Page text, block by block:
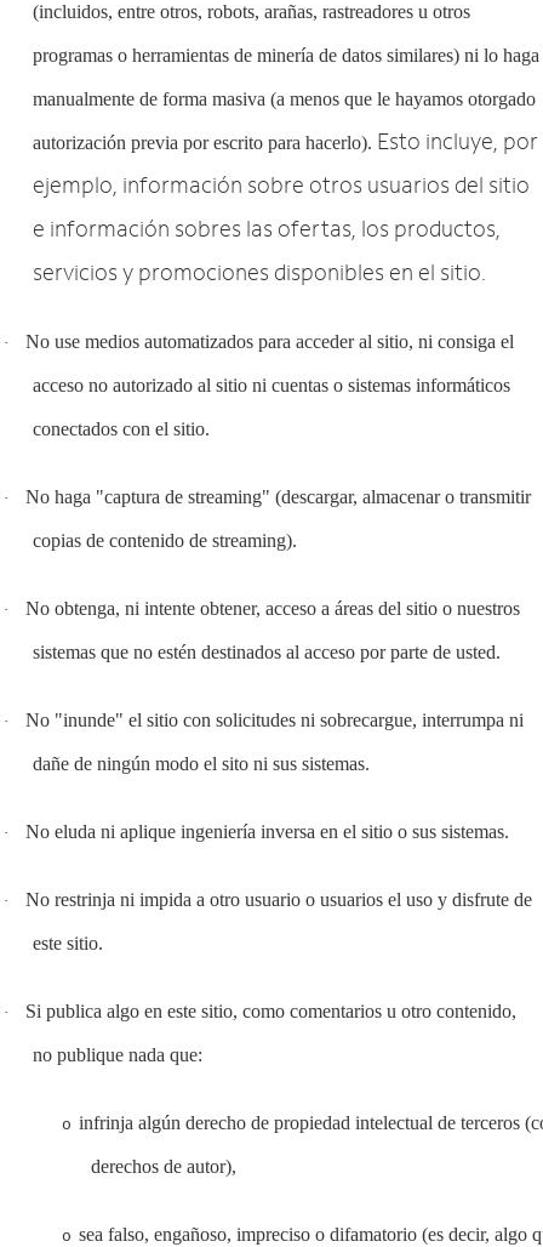
(incluidos, entre otros, robots, arañas, rastreadores u otros
programas o herramientas de minería de datos similares) ni lo haga
manualmente de forma masiva (a menos que le hayamos otorgado
autorización previa por escrito para hacerlo). Esto incluye, por
ejemplo, información sobre otros usuarios del sitio
e información sobres las ofertas, los productos,
servicios y promociones disponibles en el sitio.
· No use medios automatizados para acceder al sitio, ni consiga el
acceso no autorizado al sitio ni cuentas o sistemas informáticos
conectados con el sitio.
· No haga "captura de streaming" (descargar, almacenar o transmitir
copias de contenido de streaming).
· No obtenga, ni intente obtener, acceso a áreas del sitio o nuestros
sistemas que no estén destinados al acceso por parte de usted.
· No "inunde" el sitio con solicitudes ni sobrecargue, interrumpa ni
dañe de ningún modo el sito ni sus sistemas.
· No eluda ni aplique ingeniería inversa en el sitio o sus sistemas.
· No restrinja ni impida a otro usuario o usuarios el uso y disfrute de
este sitio.
· Si publica algo en este sitio, como comentarios u otro contenido,
no publique nada que:
o infrinja algún derecho de propiedad intelectual de terceros
derechos de autor),
o sea falso, engañoso, impreciso o difamatorio (es decir, algo